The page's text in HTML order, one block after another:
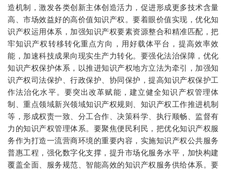
造机制，激发各类创新主体创造活力，促进形成更多技术含量
高、市场效益好的高价值知识产权。要着眼价值实现，优化知
识产权运用体系，加强知识产权要素资源整合和精准匹配，把
牢知识产权转移转化重点方向，用好载体平台，提高效率效
能，加速科技成果向现实生产力转化。要强化法治保障，优化
知识产权保护体系，以推进知识产权地方立法为牵引，加强知
识产权司法保护、行政保护、协同保护，提高知识产权保护工
作法治化水平。要突出改革赋能，建立健全知识产权管理体
制、重点领域新兴领域知识产权规则、知识产权工作推进机制
等，形成权责一致、分工合作、决策科学、执行顺畅、监督有
力的知识产权管理体系。要聚焦便民利民，把优化知识产权服
务作为打造一流营商环境的重要内容，实施知识产权公共服务
普惠工程，强化数字化支撑，提升市场化服务水平，加快构建
覆盖全面、服务规范、智能高效的知识产权服务供给体系。要